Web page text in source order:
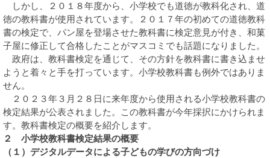
しかし、２０１８年度から、小学校でも道徳が教科化され、道
徳の教科書が使用されています。２０１７年の初めての道徳教科
書の検定で、パン屋を登場させた教科書に検定意見が付き、和菓
子屋に修正して合格したことがマスコミでも話題になりました。
政府は、教科書検定を通じて、その方針を教科書に書き込ませ
ようと着々と手を打っています。小学校教科書も例外ではありま
せん。
２０２３年３月２８日に来年度から使用される小学校教科書の
検定結果が公表されました。この教科書が今年採択にかけられま
す。教科書検定の概要を紹介します。
２ 小学校教科書検定結果の概要
（１）デジタルデータによる子どもの学びの方向づけ